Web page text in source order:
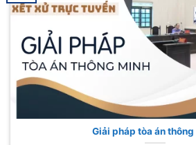
Giải pháp tòa án thông